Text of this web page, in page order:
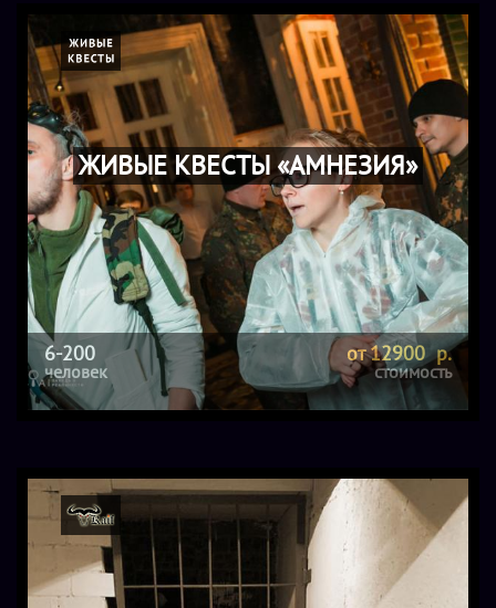
ЖИВЫЕ КВЕСТЫ «АМНЕЗИЯ»
6-200
человек
от 12900 р.
стоимость